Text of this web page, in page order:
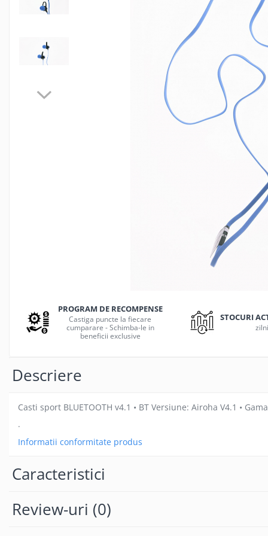
Jocuri de masa
Articole pentru creatori de
continut
Munca mobila
Mouse Gaming
Mouse Pad Gaming
Accesorii laptop
Ventilatoare USB
Accesorii monitoare
Accesorii SIM
Cabluri iPhone
PROGRAM DE RECOMPENSE
Castiga puncte la fiecare
cumparare - Schimba-le in
beneficii exclusive
STOCURI
Descriere
Casti sport BLUETOOTH v4.1 • BT Versiune: Airoha V4.1 •
.
Informatii conformitate produs
Caracteristici
Review-uri (0)